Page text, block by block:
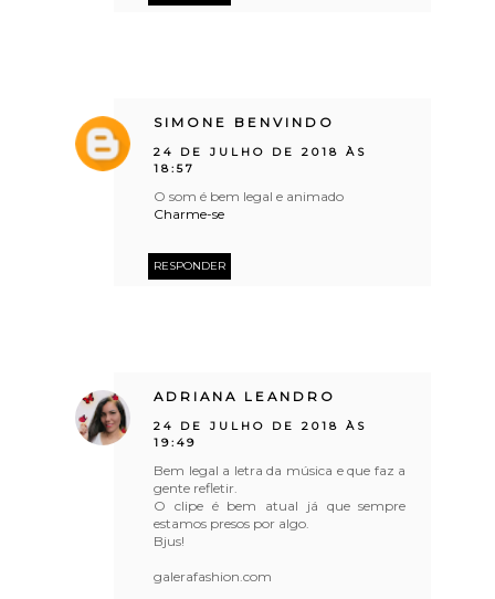
SIMONE BENVINDO
24 DE JULHO DE 2018 ÀS
18:57
O som é bem legal e animado
Charme-se
RESPONDER
ADRIANA LEANDRO
24 DE JULHO DE 2018 ÀS
19:49
Bem legal a letra da música e que faz a
gente refletir.
O clipe é bem atual já que sempre
estamos presos por algo.
Bjus!
galerafashion.com